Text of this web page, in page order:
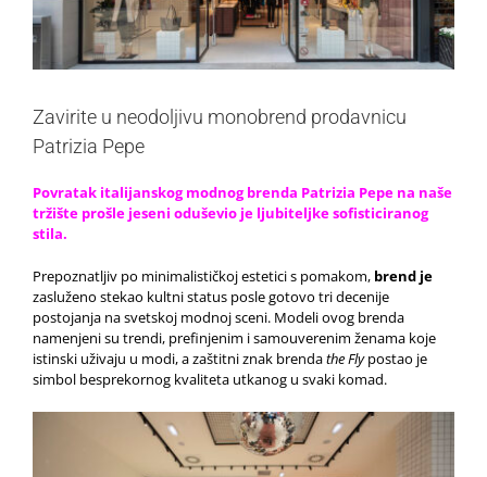
Zavirite u neodoljivu monobrend prodavnicu
Patrizia Pepe
Povratak italijanskog modnog brenda Patrizia Pepe na naše
tržište prošle jeseni oduševio je ljubiteljke sofisticiranog
stila.
Prepoznatljiv po minimalističkoj estetici s pomakom, brend je
zasluženo stekao kultni status posle gotovo tri decenije
postojanja na svetskoj modnoj sceni. Modeli ovog brenda
namenjeni su trendi, prefinjenim i samouverenim ženama koje
istinski uživaju u modi, a zaštitni znak brendathe Flypostao je
simbol besprekornog kvaliteta utkanog u svaki komad.